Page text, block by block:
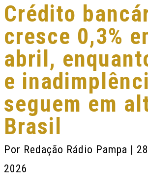
Crédito
cresce 0,3%
abril,
e
seguem em
Brasil
Por Redação Rádio Pampa |
2026